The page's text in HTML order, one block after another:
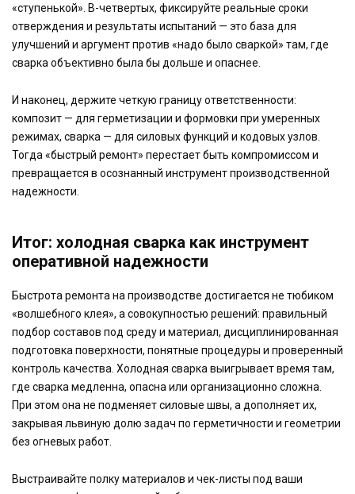
«ступенькой». В-четвертых, фиксируйте реальные сроки
отверждения и результаты испытаний — это база для
улучшений и аргумент против «надо было сваркой» там, где
сварка объективно была бы дольше и опаснее.
И наконец, держите четкую границу ответственности:
композит — для герметизации и формовки при умеренных
режимах, сварка — для силовых функций и кодовых узлов.
Тогда «быстрый ремонт» перестает быть компромиссом и
превращается в осознанный инструмент производственной
надежности.
Итог: холодная сварка как инструмент
оперативной надежности
Быстрота ремонта на производстве достигается не тюбиком
«волшебного клея», а совокупностью решений: правильный
подбор составов под среду и материал, дисциплинированная
подготовка поверхности, понятные процедуры и проверенный
контроль качества. Холодная сварка выигрывает время там,
где сварка медленна, опасна или организационно сложна.
При этом она не подменяет силовые швы, а дополняет их,
закрывая львиную долю задач по герметичности и геометрии
без огневых работ.
Выстраивайте полку материалов и чек-листы под ваши